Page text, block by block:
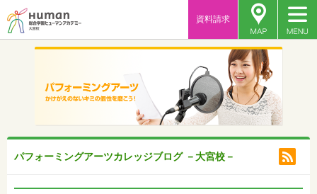
資料請求
パフォーミングアーツカレッジブログ －大宮校－